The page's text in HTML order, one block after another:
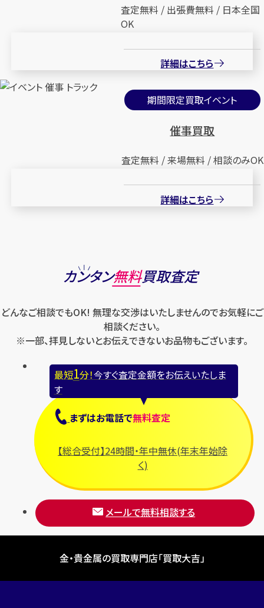
査定無料 / 出張費無料 / 日本全国
OK
詳細はこちら
期間限定買取イベント
催事買取
査定無料 / 来場無料 / 相談のみOK
詳細はこちら
カンタン無料買取査定
どんなご相談でもOK! 無理な交渉はいたしませんのでお気軽にご
相談ください。
※一部、拝見しないとお伝えできないお品物もございます。
最短1分！今すぐ査定金額をお伝えいたしま
す
まずはお電話で無料査定
【総合受付】24時間・年中無休(年末年始除
く)
メールで無料相談する
金・貴金属の買取専門店「買取大吉」